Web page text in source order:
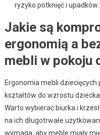
ryzyko potknięć i upadków.
Jakie są
ergonomią a
mebli w pokoju
Ergonomia mebli dziecięcych
kształtów do wzrostu
Warto wybierać biurka i
na ich długotrwałe
wymaga, aby meble miały